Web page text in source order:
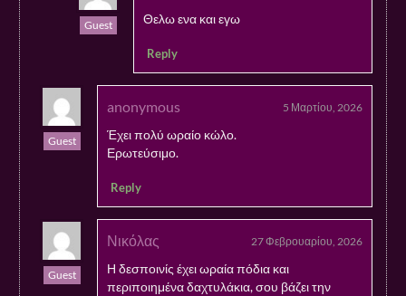
Guest Θελω ενα και εγω
Reply
Guest
anonymous 5 Μαρτίου, 2026
Έχει πολύ ωραίο κώλο.
Ερωτεύσιμο.
Reply
Guest
Νικόλας 27 Φεβρουαρίου, 2026
Η δεσποινίς έχει ωραία πόδια και
περιποιημένα δαχτυλάκια, σου βάζει την